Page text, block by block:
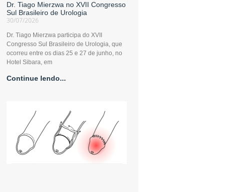
Dr. Tiago Mierzwa no XVII Congresso
Sul Brasileiro de Urologia
30/07/2026
Dr. Tiago Mierzwa participa do XVII
Congresso Sul Brasileiro de Urologia, que
ocorreu entre os dias 25 e 27 de junho, no
Hotel Sibara, em
Continue lendo...